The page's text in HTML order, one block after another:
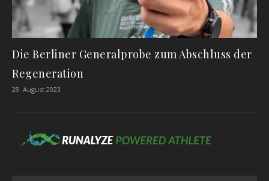
Die Berliner Generalprobe zum Abschluss der
Regeneration
28. August 2023